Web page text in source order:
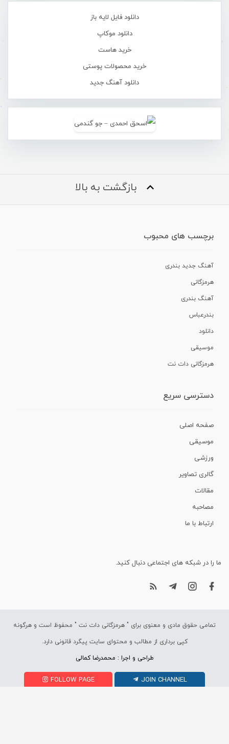
دانلود فایل لایه باز
دانلود موکاپ
خرید هاست
خرید محصولات پوستی
دانلود آهنگ جدید
بازگشت به بالا
برچسب های محبوب
آهنگ جدید بندری
هرمزگانی
آهنگ بندری
بندرعباس
دانلود
موسیقی
هرمزگانی دات نت
دسترسی سریع
صفحه اصلی
موسیقی
ورزشی
گالری تصاویر
مقالات
مصاحبه
ارتباط با ما
ما را در شبکه های اجتماعی دنبال کنید.
تمامی حقوق مادی و معنوی برای " هرمزگانی دات نت " محفوظ است و هرگونه
کپی برداری از مطالب و محتوای سایت پیگرد قانونی دارد.
طراحی و اجرا : محمدرضا کمالی
FOLLOW PAGE JOIN CHANNEL